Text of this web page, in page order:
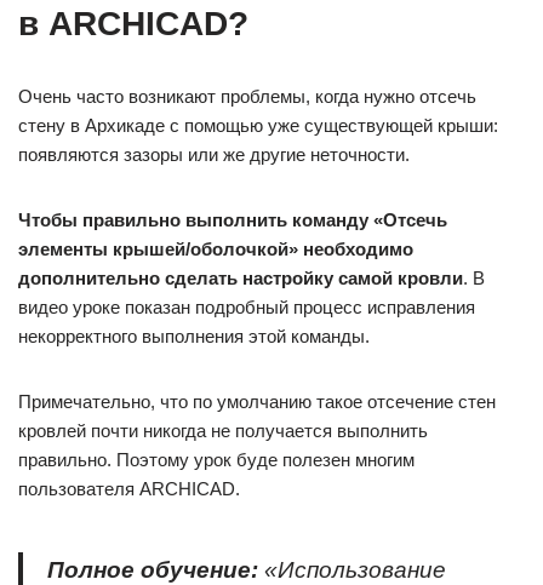
в ARCHICAD?
Очень часто возникают проблемы, когда нужно отсечь
стену в Архикаде с помощью уже существующей крыши:
появляются зазоры или же другие неточности.
Чтобы правильно выполнить команду «Отсечь
элементы крышей/оболочкой» необходимо
дополнительно сделать настройку самой кровли. В
видео уроке показан подробный процесс исправления
некорректного выполнения этой команды.
Примечательно, что по умолчанию такое отсечение стен
кровлей почти никогда не получается выполнить
правильно. Поэтому урок буде полезен многим
пользователя ARCHICAD.
Полное обучение: «Использование